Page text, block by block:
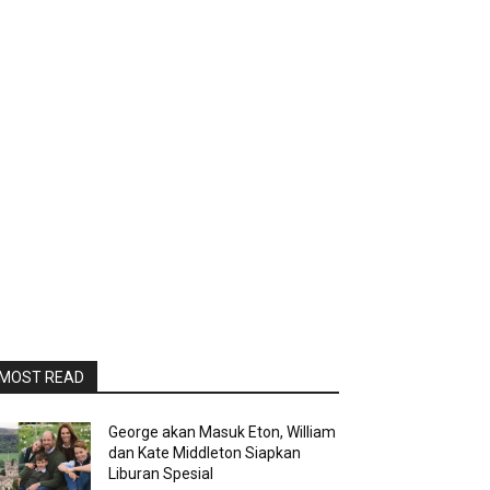
READ
George akan Masuk Eton, William
dan Kate Middleton Siapkan
Liburan Spesial